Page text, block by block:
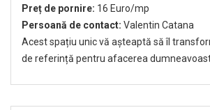
Preț de pornire: 16 Euro/mp
Persoană de contact: Valentin Catana
Acest spațiu unic vă așteaptă să îl
de referință pentru afacerea